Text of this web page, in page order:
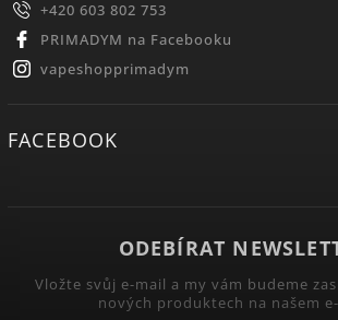
+420 603 802 753
PRIMADYM na Facebooku
vapeshopprimadym
FACEBOOK
ODEBÍRAT
Vložte svůj e-mail a my vám budeme
nových produktech na našem